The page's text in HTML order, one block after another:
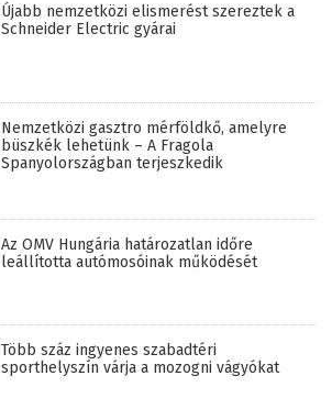
Újabb nemzetközi elismerést szereztek a
Schneider Electric gyárai
Nemzetközi gasztro mérföldkő, amelyre
büszkék lehetünk – A Fragola
Spanyolországban terjeszkedik
Az OMV Hungária határozatlan időre
leállította autómosóinak működését
Több száz ingyenes szabadtéri
sporthelyszín várja a mozogni vágyókat